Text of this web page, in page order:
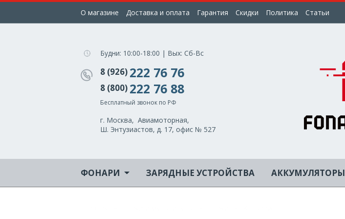
О магазине Доставка и оплата Гарантия Скидки Политика Статьи
Будни: 10:00-18:00 | Вых: Сб-Вс
8 (926) 222 76 76
8 (800) 222 76 88
Бесплатный звонок по РФ
г. Москва,
Авиамоторная,
Ш. Энтузиастов, д. 17, офис № 527
ФОНАРИ ЗАРЯДНЫЕ УСТРОЙСТВА АККУМУЛЯТОРЫ